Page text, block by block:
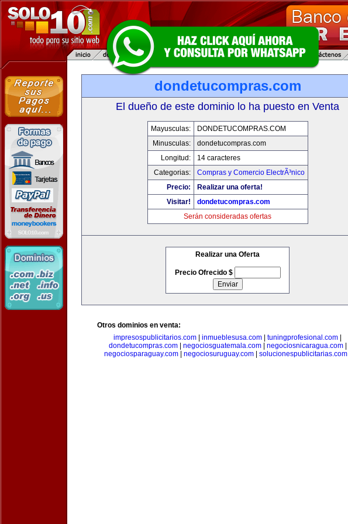
dondetucompras.com
El dueño de este dominio lo ha puesto en Venta
Mayusculas:
DONDETUCOMPRAS.COM
Minusculas:
dondetucompras.com
Longitud:
14 caracteres
Categorias:
Compras y Comercio ElectrÃ³nico
Precio:
Realizar una oferta!
Visitar!
dondetucompras.com
Serán consideradas ofertas
Realizar una Oferta
Precio Ofrecido $
Otros dominios en venta:
impresospublicitarios.com
inmueblesusa.com tuningprofesional.com
dondetucompras.com| negociosguatemala.com| negociosnicaragua.com|
negociosparaguay.com
negociosuruguay.com solucionespublicitarias.com